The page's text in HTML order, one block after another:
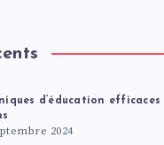
d’éducation
2024